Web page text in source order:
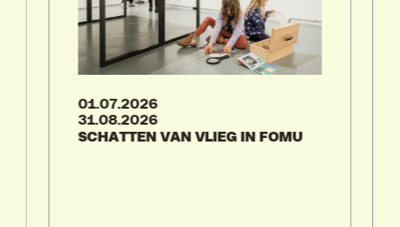
01.07.2026
31.08.2026
SCHATTEN VAN VLIEG IN FOMU
VIND EXPO’S, ACTIVITEITEN & INFORMATIE